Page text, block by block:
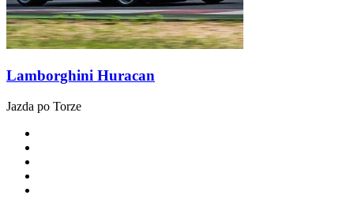
Lamborghini Huracan
Jazda po Torze